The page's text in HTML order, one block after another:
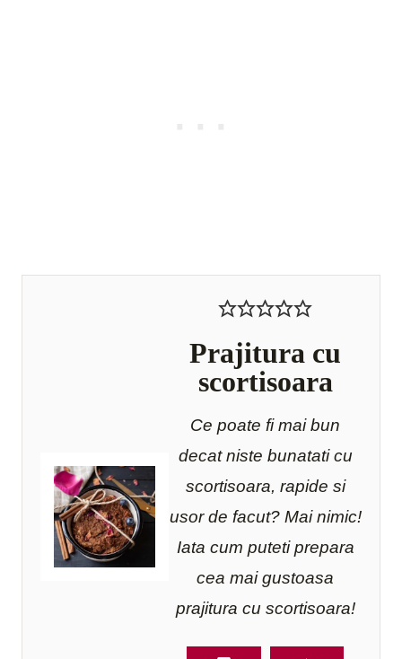
Prajitura cu
scortisoara
Ce poate fi mai bun
decat niste bunatati cu
scortisoara, rapide si
usor de facut? Mai nimic!
Iata cum puteti prepara
cea mai gustoasa
prajitura cu scortisoara!